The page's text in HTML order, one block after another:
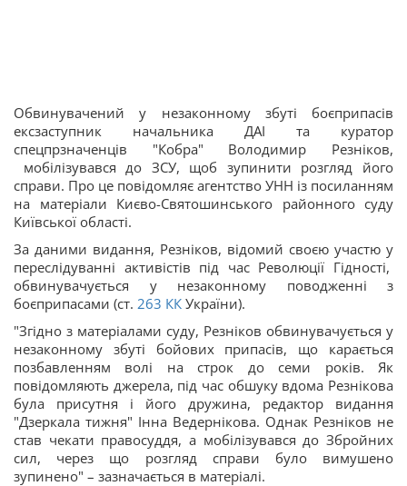
Обвинувачений у незаконному збуті боєприпасів
ексзаступник начальника ДАІ та куратор
спецпрзначенців "Кобра" Володимир Резніков,
мобілізувався до ЗСУ, щоб зупинити розгляд його
справи. Про це повідомляє агентство УНН із посиланням
на матеріали Києво-Святошинського районного суду
Київської області.
За даними видання, Резніков, відомий своєю участю у
переслідуванні активістів під час Революції Гідності,
обвинувачується у незаконному поводженні з
боєприпасами (ст. 263 КК України).
"Згідно з матеріалами суду, Резніков обвинувачується у
незаконному збуті бойових припасів, що карається
позбавленням волі на строк до семи років. Як
повідомляють джерела, під час обшуку вдома Резнікова
була присутня і його дружина, редактор видання
"Дзеркала тижня" Інна Ведернікова. Однак Резніков не
став чекати правосуддя, а мобілізувався до Збройних
сил, через що розгляд справи було вимушено
зупинено" – зазначається в матеріалі.